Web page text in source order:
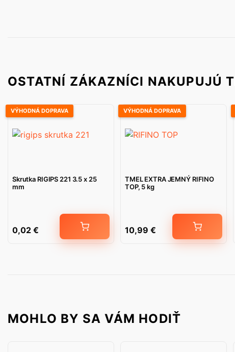
OSTATNÍ ZÁKAZNÍCI NAKUPUJÚ
VÝHODNÁ DOPRAVA
Skrutka RIGIPS 221 3.5 x 25
mm
0,02 €
VÝHODNÁ DOPRAVA
TMEL EXTRA JEMNÝ RIFINO
TOP, 5 kg
10,99 €
MOHLO BY SA VÁM HODIŤ